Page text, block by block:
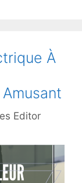
À
Editor